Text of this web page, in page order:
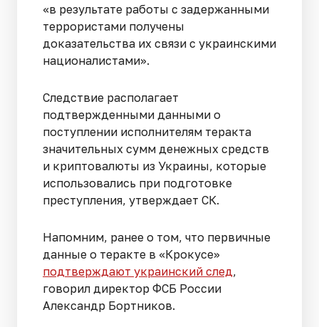
«в результате работы с задержанными
террористами получены
доказательства их связи с украинскими
националистами».
Следствие располагает
подтвержденными данными о
поступлении исполнителям теракта
значительных сумм денежных средств
и криптовалюты из Украины, которые
использовались при подготовке
преступления, утверждает СК.
Напомним, ранее о том, что первичные
данные о теракте в «Крокусе»
подтверждают украинский след,
говорил директор ФСБ России
Александр Бортников.